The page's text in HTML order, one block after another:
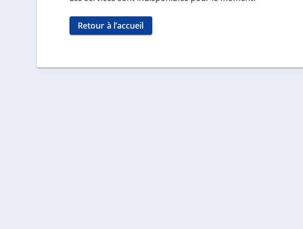
Retour à l’accueil